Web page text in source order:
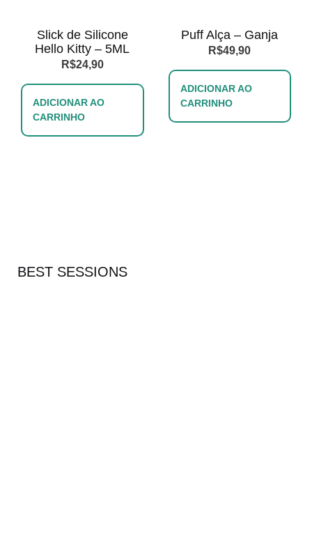
Slick de Silicone
Hello Kitty – 5ML
R$24,90
ADICIONAR AO
CARRINHO
Puff Alça – Ganja
R$49,90
ADICIONAR AO
CARRINHO
BEST SESSIONS